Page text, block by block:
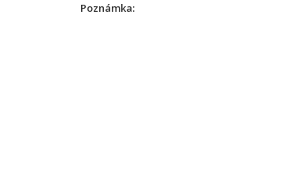
Poznámka